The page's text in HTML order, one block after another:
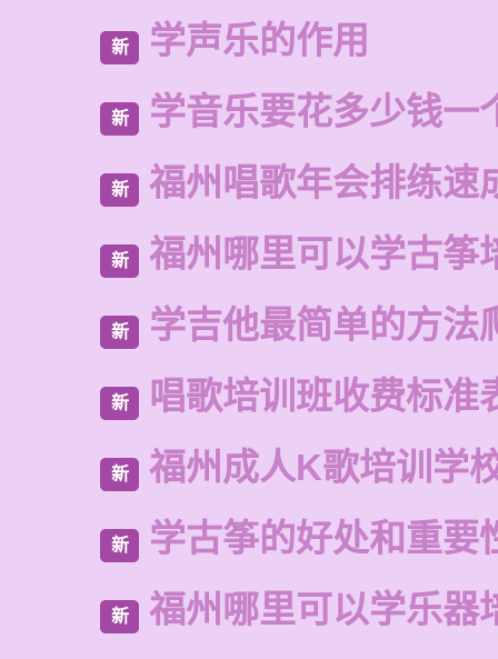
新 学声乐的作用
新 学音乐要花多少钱一
新 福州唱歌年会排练速
新 福州哪里可以学古筝
新 学吉他最简单的方法
新 唱歌培训班收费标准
新 福州成人K歌培训学
新 学古筝的好处和重要
新 福州哪里可以学乐器